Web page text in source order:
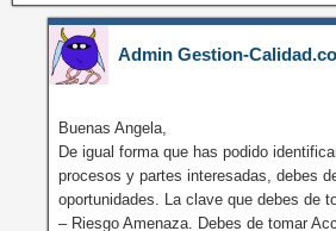
Admin Gestion-
Buenas Angela,
De igual forma que has podido
procesos y partes interesadas, debes
oportunidades. La clave que debes de
– Riesgo Amenaza. Debes de tomar